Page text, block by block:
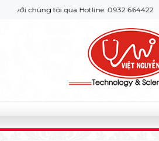
chúng tôi qua Hotline: 0932 664422